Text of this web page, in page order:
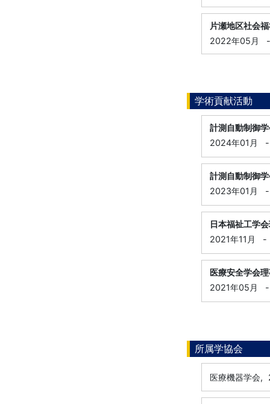
片瀬地区社会
2022年05月
-
学術貢献活動
計測自動制御
2024年01月
-
計測自動制御
2023年01月
-
日本福祉工学
2021年11月
-
医療安全学会
2021年05月
-
所属学協会
医療機器学会,